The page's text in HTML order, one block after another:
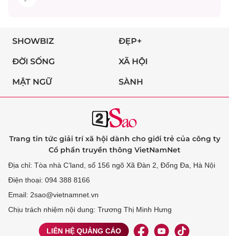
SHOWBIZ ĐẸP+
ĐỜI SỐNG XÃ HỘI
MẬT NGỮ SÀNH
Trang tin tức giải trí xã hội dành cho giới trẻ của công ty
Cổ phần truyền thông VietNamNet
Địa chỉ: Tòa nhà C’land, số 156 ngõ Xã Đàn 2, Đống Đa, Hà Nội
Điện thoại: 094 388 8166
Email: 2sao@vietnamnet.vn
Chịu trách nhiệm nội dung: Trương Thị Minh Hưng
LIÊN HỆ QUẢNG CÁO